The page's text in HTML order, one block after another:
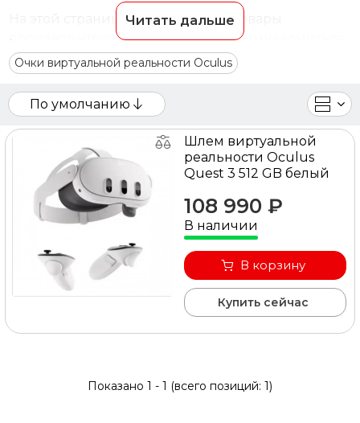
На этой странице представлены товары
производителя Oculus. Вы можете ознакомиться
с фотографиями, описанием товаров, отзывами
покупателей, техническими характеристиками, а
также сравнить понравившиеся модели и
выбрать лучшую стоимость.
Для того чтобы купить товары производителя
Oculus, достаточно оформить заявку на сайте или
связаться с консультантом в режиме on-line.
Читать дальше
Очки виртуальной реальности Oculus
По умолчанию
Шлем виртуальной
реальности Oculus
Quest 3 512 GB белый
108 990 ₽
В наличии
В корзину
Купить сейчас
Показано 1 - 1 (всего позиций: 1)